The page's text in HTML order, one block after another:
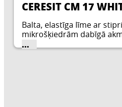
CERESIT CM 17
Balta, elastīga līme ar
mikrošķiedrām dabīgā
mozaīkas flīzēm. Javu var
...